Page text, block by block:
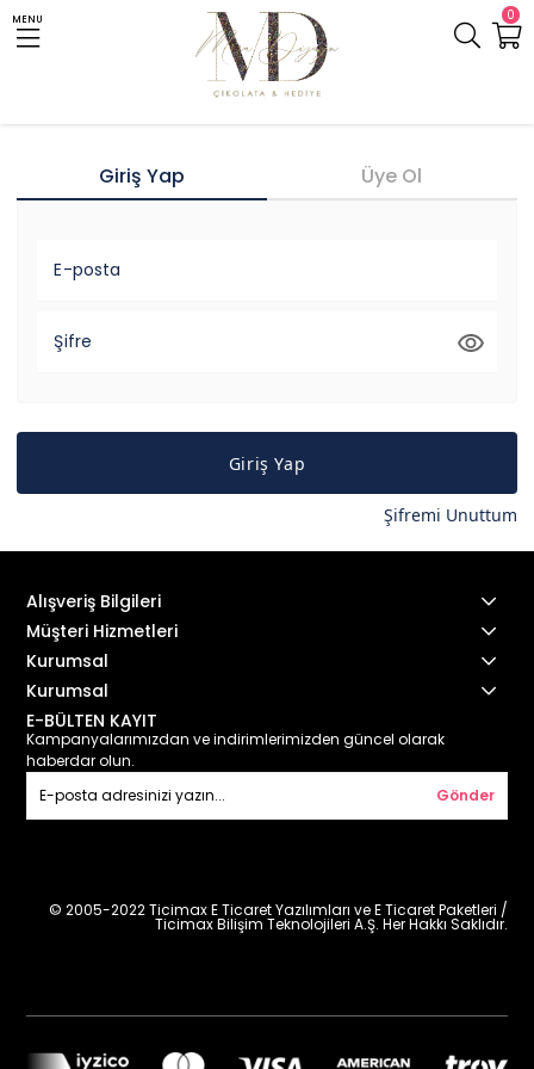
0
MENU
Giriş Yap Üye Ol
E-posta
Şifre
Giriş Yap
Şifremi Unuttum
Alışveriş Bilgileri
Müşteri Hizmetleri
Kurumsal
Kurumsal
E-BÜLTEN KAYIT
Kampanyalarımızdan ve indirimlerimizden güncel olarak
haberdar olun.
Gönder
© 2005-2022 Ticimax E Ticaret Yazılımları ve E Ticaret Paketleri /
Ticimax Bilişim Teknolojileri A.Ş. Her Hakkı Saklıdır.